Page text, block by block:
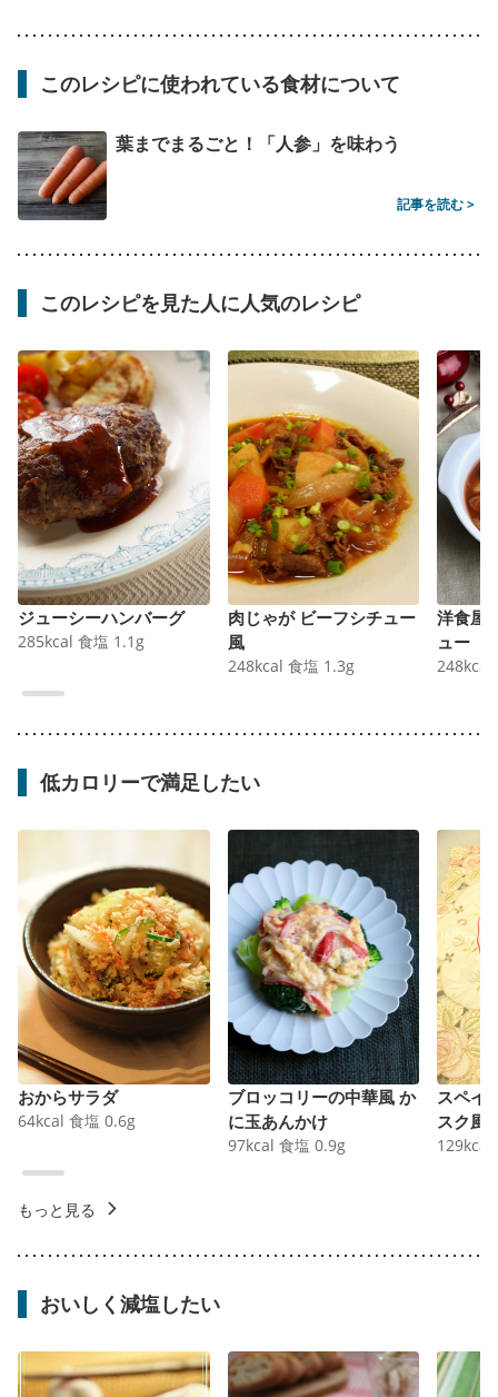
このレシピに使われている食材について
葉までまるごと！「人参」を味わう
記事を読む >
このレシピを見た人に人気のレシピ
ジューシーハンバーグ
285kcal 食塩 1.1 g
肉じゃが ビーフシチュー
風
248kcal 食塩 1.3g
洋食屋
ュー
248kcal
低カロリーで満足したい
おからサラダ
64kcal 食塩 0.6g
ブロッコリーの中華風 か
に玉あんかけ
97kcal 食塩 0.9g
スペイ
スク風
129kcal
もっと見る
おいしく減塩したい